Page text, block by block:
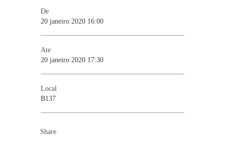
De
20 janeiro 2020 16:00
Ate
20 janeiro 2020 17:30
Local
B137
Share